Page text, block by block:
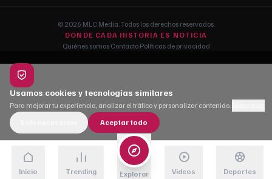
© 2026 MLC Media. Todos los derechos reservados.
DONDE CADA HISTORIA ES NOTICIA
Quiénes somos·Contacto·Políticas de privacidad
Usamos cookies y tecnologías similares
Para mejorar tu experiencia, analizar el tráfico y personalizar contenido.
Aceptar todo
Inicio Trending Explorar Videos Deportes